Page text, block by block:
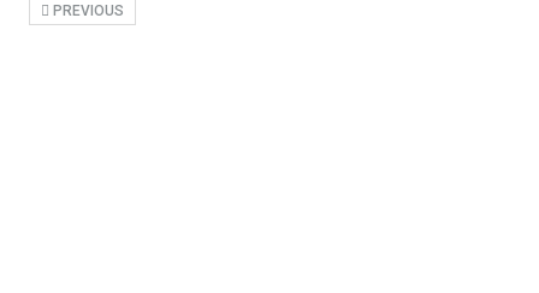
PREVIOUS